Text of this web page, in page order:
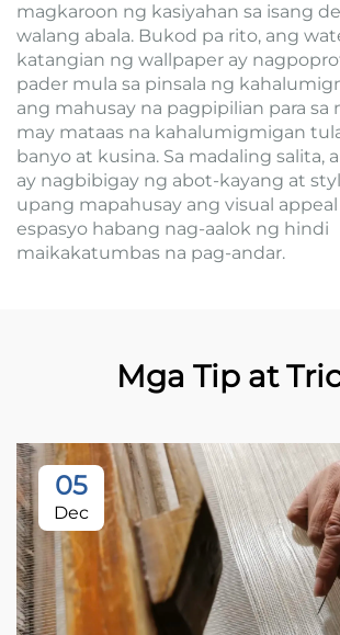
magkaroon ng kasiyahan sa isang
walang abala. Bukod pa rito, ang
katangian ng wallpaper ay
pader mula sa pinsala ng
ang mahusay na pagpipilian para sa
may mataas na kahalumigmigan
banyo at kusina. Sa madaling salita,
ay nagbibigay ng abot-kayang at
upang mapahusay ang visual
espasyo habang nag-aalok ng hindi
maikakatumbas na pag-andar.
Mga Tip at
05
Dec